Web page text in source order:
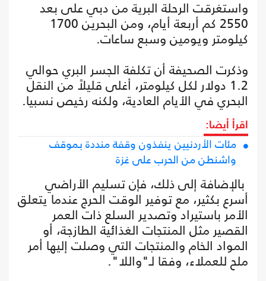
واستغرقت الرحلة البرية من دبي على بعد
2550 كم أربعة أيام، ومن البحرين 1700
كيلومتر ويومين وسبع ساعات.
وذكرت الصحيفة أن تكلفة الجسر البري حوالي
1.2 دولار لكل كيلومتر، أغلى قليلاً من النقل
البحري في الأيام العادية، ولكنه رخيص نسبيا.
اقرأ أيضا:
مئات الأردنيين ينفذون وقفة منددة بموقف
واشنطن من الحرب على غزة
بالإضافة إلى ذلك، فإن تسليم الأراضي
أسرع بكثير، مع توفير الوقت الحرج عندما يتعلق
الأمر باستيراد وتصدير السلع ذات العمر
القصير مثل المنتجات الغذائية الطازجة، أو
المواد الخام والمنتجات التي وصلت إليها أمر
ملح للعملاء، وفقا لـ"واللا".